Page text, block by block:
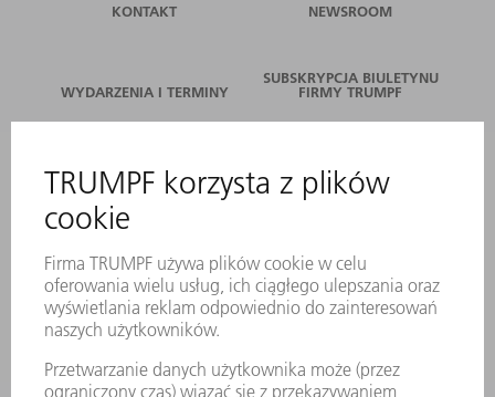
KONTAKT NEWSROOM
WYDARZENIA I TERMINY
SUBSKRYPCJA BIULETYNU
FIRMY TRUMPF
SERWIS ONLINE
KONTAKT
LOKALIZACJE
WYDARZENIA I TERMINY
SUBSKRYPCJA NEWSLETTERA
MYTRUMPF
KARTY BEZPIECZEŃSTWA
PRODUKTY
MASZYNY & SYSTEMY